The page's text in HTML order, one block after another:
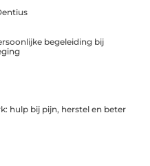
begeleiding bij
hulp bij pijn, herstel en beter